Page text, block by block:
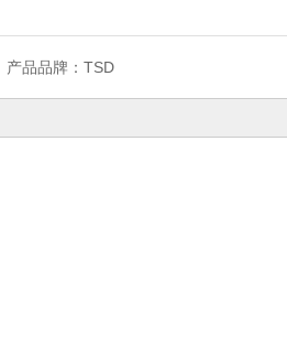
产品品牌： TSD